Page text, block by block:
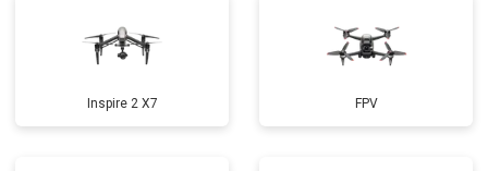
Inspire 2 X7 FPV